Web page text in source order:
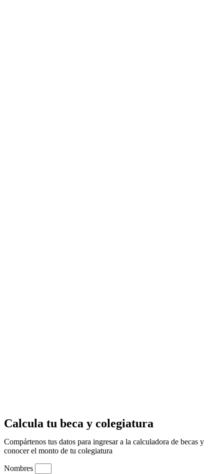
Calcula tu beca y colegiatura
Compártenos tus datos para ingresar a la calculadora de becas y
conocer el monto de tu colegiatura
Nombres